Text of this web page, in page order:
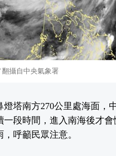
攝自中央氣象署
塔南方270公里處海面，
段時間，進入南海後才
呼籲民眾注意。